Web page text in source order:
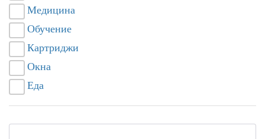
Медицина
Обучение
Картриджи
Окна
Еда